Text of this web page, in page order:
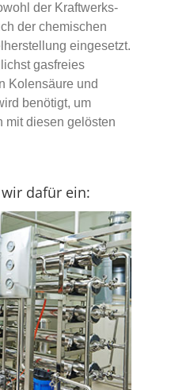
der Kraftwerks-
der chemischen
eingesetzt.
gasfreies
Kolensäure und
benötigt, um
mit diesen gelösten
dafür ein: